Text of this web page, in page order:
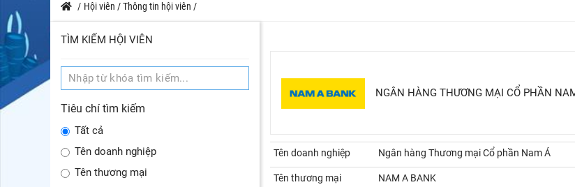
/ Hội viên /Thông tin hội viên /
TÌM KIẾM HỘI VIÊN
Tiêu chí tìm kiếm
Tất cả
Tên doanh nghiệp
Tên thương mại
NGÂN HÀNG THƯƠNG MẠI CỔ PHẦN
Tên doanh nghiệp Ngân hàng Thương mại Cổ phần Nam Á
Tên thương mại NAM A BANK